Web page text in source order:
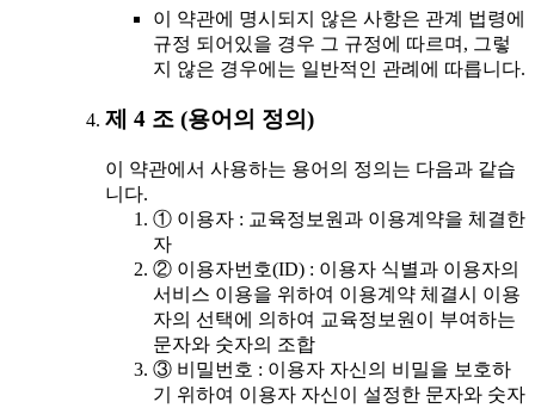
이 약관에 명시되지 않은 사항은 관계 법령에
규정 되어있을 경우 그 규정에 따르며, 그렇
지 않은 경우에는 일반적인 관례에 따릅니다.
제 4 조 (용어의 정의)
이 약관에서 사용하는 용어의 정의는 다음과 같습
니다.
① 이용자 : 교육정보원과 이용계약을 체결한
자
② 이용자번호(ID) : 이용자 식별과 이용자의
서비스 이용을 위하여 이용계약 체결시 이용
자의 선택에 의하여 교육정보원이 부여하는
문자와 숫자의 조합
③ 비밀번호 : 이용자 자신의 비밀을 보호하
기 위하여 이용자 자신이 설정한 문자와 숫자